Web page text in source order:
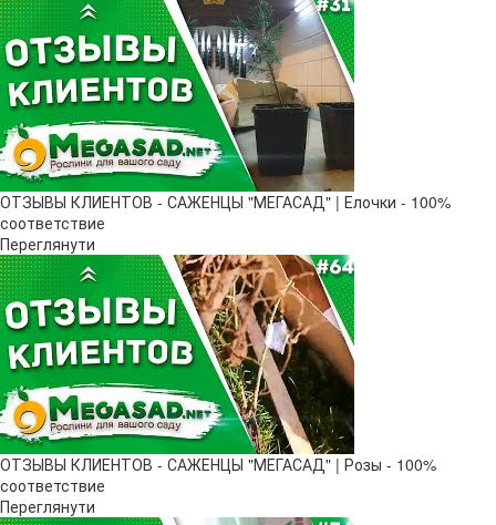
ОТЗЫВЫ КЛИЕНТОВ - САЖЕНЦЫ "МЕГАСАД" | Елочки - 100%
соответствие
Переглянути
ОТЗЫВЫ КЛИЕНТОВ - САЖЕНЦЫ "МЕГАСАД" | Розы - 100%
соответствие
Переглянути